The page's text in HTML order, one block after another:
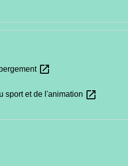
open_in_new
sport et de l'animation open_in_new